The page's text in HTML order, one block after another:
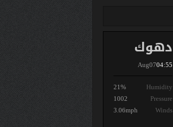
دهوك
Aug0704:55
Humidity
21%
Pressure
1002
Winds
3.06mph